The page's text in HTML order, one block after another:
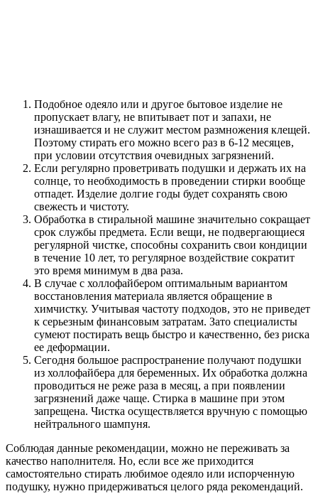
Подобное одеяло или и другое бытовое изделие не
пропускает влагу, не впитывает пот и запахи, не
изнашивается и не служит местом размножения клещей.
Поэтому стирать его можно всего раз в 6-12 месяцев,
при условии отсутствия очевидных загрязнений.
Если регулярно проветривать подушки и держать их на
солнце, то необходимость в проведении стирки вообще
отпадет. Изделие долгие годы будет сохранять свою
свежесть и чистоту.
Обработка в стиральной машине значительно сокращает
срок службы предмета. Если вещи, не подвергающиеся
регулярной чистке, способны сохранить свои кондиции
в течение 10 лет, то регулярное воздействие сократит
это время минимум в два раза.
В случае с холлофайбером оптимальным вариантом
восстановления материала является обращение в
химчистку. Учитывая частоту подходов, это не приведет
к серьезным финансовым затратам. Зато специалисты
сумеют постирать вещь быстро и качественно, без риска
ее деформации.
Сегодня большое распространение получают подушки
из холлофайбера для беременных. Их обработка должна
проводиться не реже раза в месяц, а при появлении
загрязнений даже чаще. Стирка в машине при этом
запрещена. Чистка осуществляется вручную с помощью
нейтрального шампуня.
Соблюдая данные рекомендации, можно не переживать за
качество наполнителя. Но, если все же приходится
самостоятельно стирать любимое одеяло или испорченную
подушку, нужно придерживаться целого ряда рекомендаций.